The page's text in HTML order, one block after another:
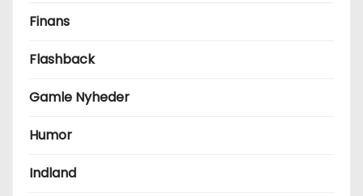
Finans
Flashback
Gamle Nyheder
Humor
Indland